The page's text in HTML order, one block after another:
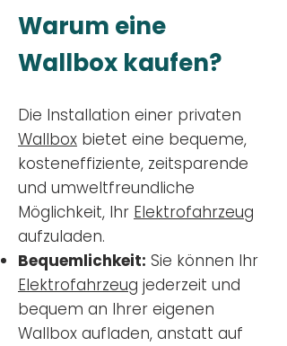
Warum eine
Wallbox kaufen?
Die Installation einer privaten
Wallbox bietet eine bequeme,
kosteneffiziente, zeitsparende
und umweltfreundliche
Möglichkeit, Ihr Elektrofahrzeug
aufzuladen.
Bequemlichkeit: Sie können Ihr
Elektrofahrzeug jederzeit und
bequem an Ihrer eigenen
Wallbox aufladen, anstatt auf